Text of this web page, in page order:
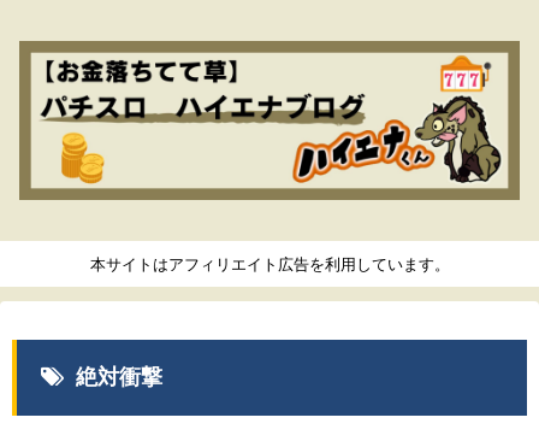
本サイトはアフィリエイト広告を利用しています。
絶対衝撃